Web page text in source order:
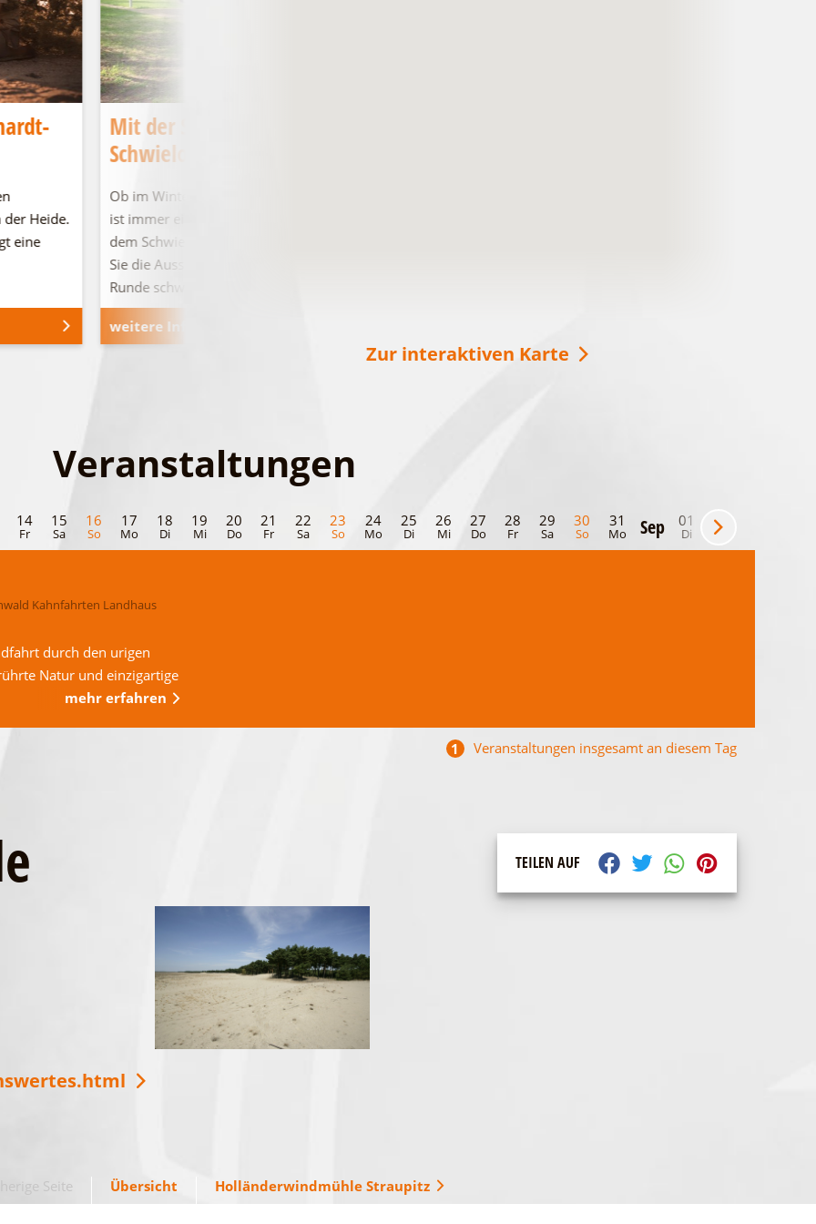
der Heide.
eine
Mit der SeeSauna über den
Schwielochsee
Ob im Winter oder im Sommer, die Seesauna
ist immer eine gute Idee für Entspannung auf
dem Schwielochsee! Vom Deck aus können
Sie die Aussicht genießen oder auch eine
Runde schwimmen gehen.
weitere Informationen
Zur interaktiven Karte
Veranstaltungen
14
Fr
15
Sa
16
So
17
Mo
18
Di
19
Mi
20
Do
21
Fr
22
Sa
23
So
24
Mo
25
Di
26
Mi
27
Do
28
Fr
29
Sa
30
So
31
Mo Sep 01
Di
02
Mi
Kahnfahrten Landhaus
durch den urigen
Natur und einzigartige
mehr erfahren
1 Veranstaltungen insgesamt an diesem Tag
TEILEN AUF
Seite Übersicht Holländerwindmühle Straupitz